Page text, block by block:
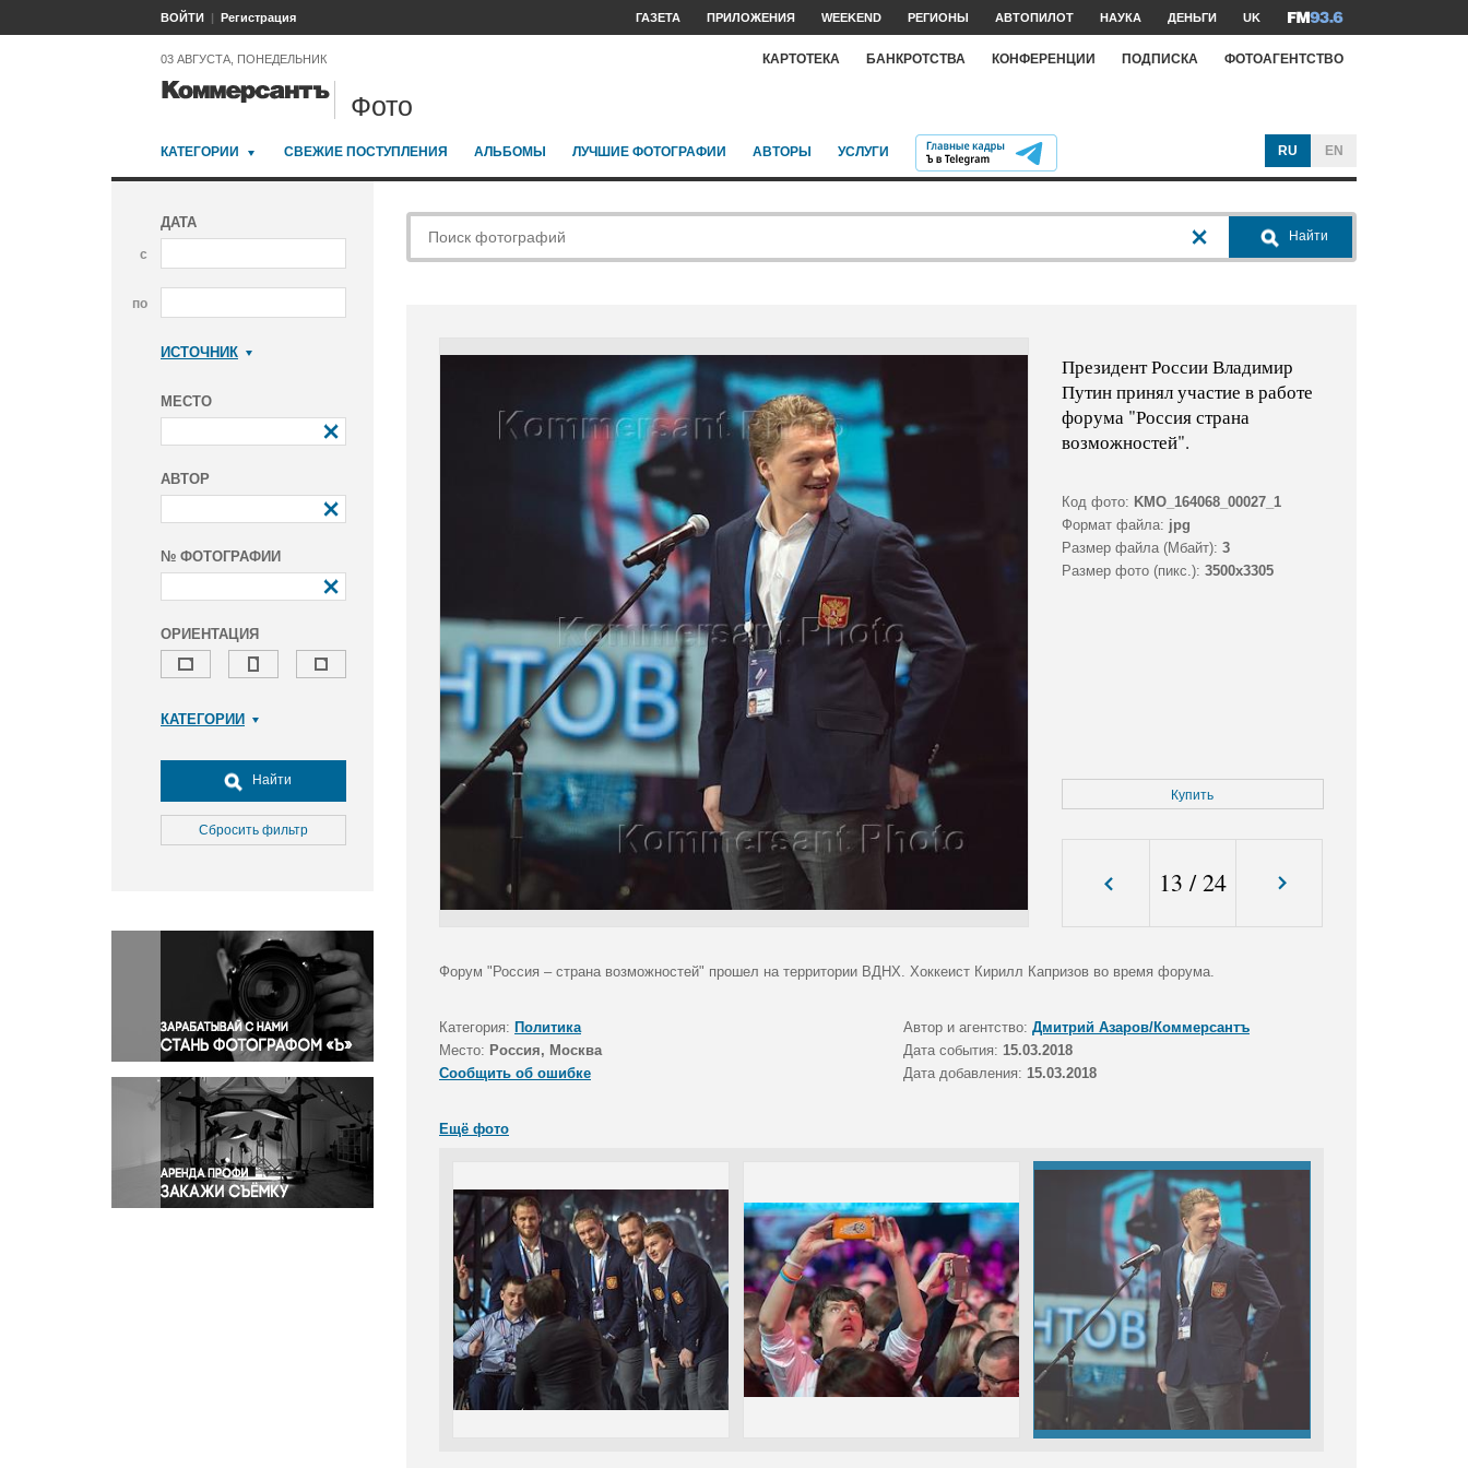
ВОЙТИ Регистрация ГАЗЕТА ПРИЛОЖЕНИЯ WEEKEND РЕГИОНЫ АВТОПИЛОТ НАУКА ДЕНЬГИ UK
03 АВГУСТА, ПОНЕДЕЛЬНИК КАРТОТЕКА БАНКРОТСТВА КОНФЕРЕНЦИИ ПОДПИСКА ФОТОАГЕНТСТВО
Фото
КАТЕГОРИИ СВЕЖИЕ ПОСТУПЛЕНИЯ АЛЬБОМЫ ЛУЧШИЕ ФОТОГРАФИИ АВТОРЫ УСЛУГИ RU EN
ДАТА
с
по
ИСТОЧНИК
МЕСТО
АВТОР
№ ФОТОГРАФИИ
ОРИЕНТАЦИЯ
КАТЕГОРИИ
Досуг, туризм и отдых
Культура
Медицина
Окружающая среда
Политика
Правосудие
Происшествия и конфликты
Религия
Светская жизнь
Спорт
Экология
Экономика и бизнес
Найти
Сбросить фильтр
Найти
Президент России Владимир
Путин принял участие в работе
форума "Россия страна
возможностей".
Код фото: KMO_164068_00027_1
Формат файла: jpg
Размер файла (Мбайт): 3
Размер фото (пикс.): 3500x3305
Купить
13 /24
Форум "Россия – страна возможностей" прошел на территории ВДНХ. Хоккеист Кирилл Капризов во время форума.
Категория: Политика Автор и агентство: Дмитрий Азаров/Коммерсантъ
Место: Россия, Москва Дата события: 15.03.2018
Сообщить об ошибке
Дата добавления: 15.03.2018
Ещё фото